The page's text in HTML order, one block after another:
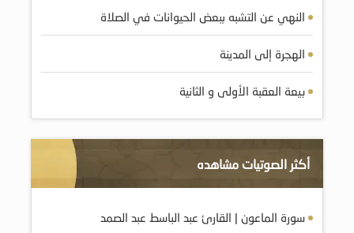
النهي عن التشبه ببعض الحيوانات في الصلاة
الهجرة إلى المدينة
بيعة العقبة الأولى و الثانية
أكثر الصوتيات مشاهده
سورة الماعون | القارئ عبد الباسط عبد الصمد